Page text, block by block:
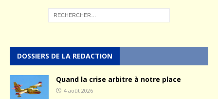
DOSSIERS DE LA REDACTION
Quand la crise arbitre à notre place
4 août 2026